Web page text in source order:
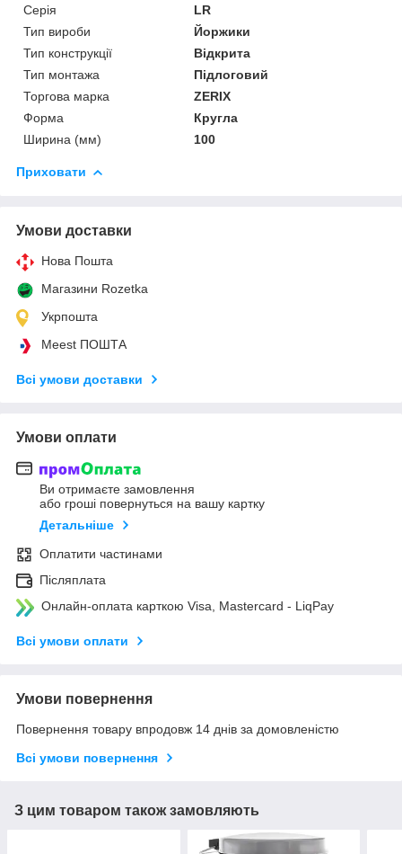
Серія
LR
Тип вироби
Йоржики
Тип конструкції
Відкрита
Тип монтажа
Підлоговий
Торгова марка
ZERIX
Форма
Кругла
Ширина (мм)
100
Приховати
Умови доставки
Нова Пошта
Магазини Rozetka
Укрпошта
Meest ПОШТА
Всі умови доставки
Умови оплати
Ви отримаєте замовлення
або гроші повернуться на вашу картку
Детальніше
Оплатити частинами
Післяплата
Онлайн-оплата карткою Visa, Mastercard - LiqPay
Всі умови оплати
Умови повернення
Повернення товару впродовж 14 днів за домовленістю
Всі умови повернення
З цим товаром також замовляють